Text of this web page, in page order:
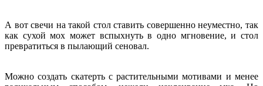
А вот свечи на такой стол ставить совершенно неуместно, так
как сухой мох может вспыхнуть в одно мгновение, и стол
превратиться в пылающий сеновал.
Можно создать скатерть с растительными мотивами и менее